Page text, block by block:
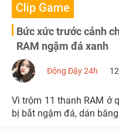
Clip Game
Bức xức trước cảnh
RAM ngậm đá xanh
Động Đậy 24h
Vì trộm 11 thanh RAM ở
bị bắt ngậm đá, dán